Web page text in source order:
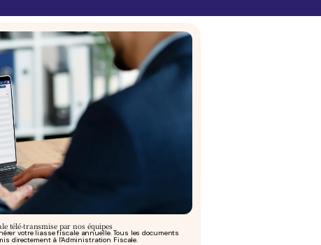
télé-transmise par nos équipes
votre liasse fiscale annuelle. Tous les documents
directement à l'Administration Fiscale.